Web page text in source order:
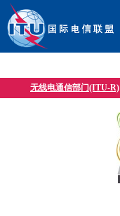
无线电通信部门(ITU-R)